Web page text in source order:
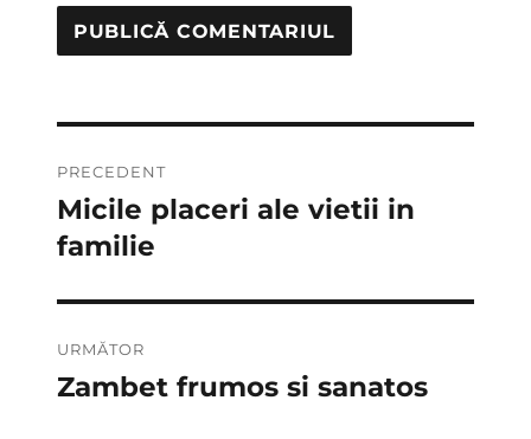
în
articole
PRECEDENT
Articolul
anterior:
Micile placeri ale vietii in
familie
URMĂTOR
Articolul
Zambet frumos si sanatos